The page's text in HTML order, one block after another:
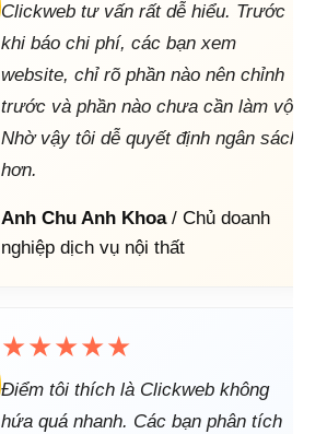
Clickweb tư vấn rất dễ hiểu. Trước
khi báo chi phí, các bạn xem
website, chỉ rõ phần nào nên chỉnh
trước và phần nào chưa cần làm vội.
Nhờ vậy tôi dễ quyết định ngân sách
hơn.
Anh Chu Anh Khoa/ Chủ doanh
nghiệp dịch vụ nội thất
★★★★★
Điểm tôi thích là Clickweb không
hứa quá nhanh. Các bạn phân tích